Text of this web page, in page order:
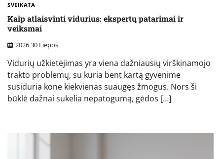
SVEIKATA
Kaip atlaisvinti vidurius: ekspertų patarimai ir
veiksmai
2026 30 Liepos
Vidurių užkietėjimas yra viena dažniausių virškinamojo
trakto problemų, su kuria bent kartą gyvenime
susiduria kone kiekvienas suaugęs žmogus. Nors ši
būklė dažnai sukelia nepatogumą, gėdos […]